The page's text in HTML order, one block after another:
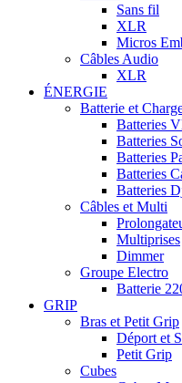
Sans fil
XLR
Micros
Câbles Audio
XLR
ÉNERGIE
Batterie et
Batteries
Batteries
Batteries
Batteries
Batteries
Câbles et Multi
Multiprises
Dimmer
Groupe Electro
Batterie
GRIP
Bras et Petit Grip
Déport et
Petit Grip
Cubes